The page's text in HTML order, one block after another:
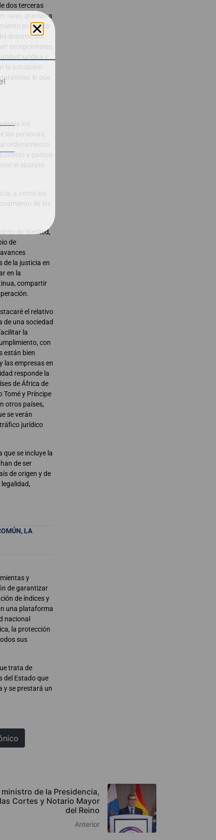
dos terceras
vano, gracias a
prestado
documento,
excepcionales,
jurídica y
la actuación
lo que
los
las personas,
ordenamiento
costas y gastos
el aparato
y, como los
de los
de IberRed,
de
de la justicia en
en la
compartir
el relativo
de una sociedad
la
con
están bien
las empresas en
responde la
de África de
Tomé y Príncipe
otros países,
se verán
jurídico
que se incluye la
de ser
de origen y de
LA
y
de garantizar
de índices y
una plataforma
nacional
la protección
sus
trata de
del Estado que
y se prestará un
de la Presidencia,
Cortes y Notario Mayor
del Reino
Anterior